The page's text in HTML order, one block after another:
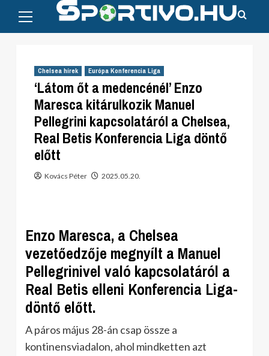
content
Menu
Chelsea hírek Európa Konferencia Liga
‘Látom őt a medencénél’ Enzo
Maresca kitárulkozik Manuel
Pellegrini kapcsolatáról a Chelsea,
Real Betis Konferencia Liga döntő
előtt
Kovács Péter 2025.05.20.
Enzo Maresca, a Chelsea
vezetőedzője megnyílt a Manuel
Pellegrinivel való kapcsolatáról a
Real Betis elleni Konferencia Liga-
döntő előtt.
A páros május 28-án csap össze a
kontinensviadalon, ahol mindketten azt